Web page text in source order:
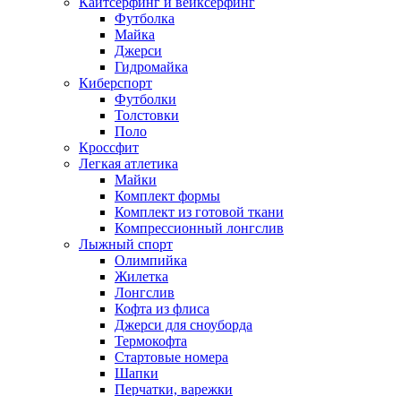
Футболка
Майка
Джерси
Гидромайка
Киберспорт
Футболки
Толстовки
Поло
Кроссфит
Легкая атлетика
Майки
Комплект формы
Комплект из готовой ткани
Компрессионный лонгслив
Лыжный спорт
Олимпийка
Жилетка
Лонгслив
Кофта из флиса
Джерси для сноуборда
Термокофта
Стартовые номера
Шапки
Перчатки, варежки